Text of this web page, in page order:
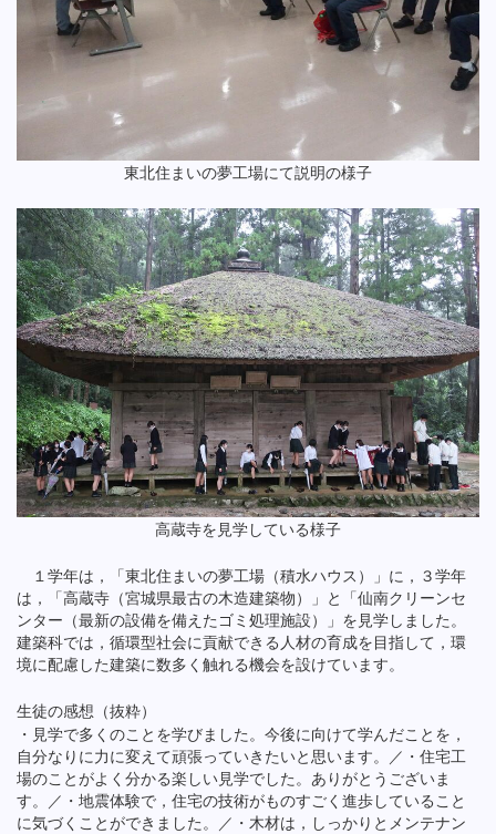
東北住まいの夢工場にて説明の様子
高蔵寺を見学している様子
１学年は，「東北住まいの夢工場（積水ハウス）」に，３学年
は，「高蔵寺（宮城県最古の木造建築物）」と「仙南クリーンセ
ンター（最新の設備を備えたゴミ処理施設）」を見学しました。
建築科では，循環型社会に貢献できる人材の育成を目指して，環
境に配慮した建築に数多く触れる機会を設けています。
生徒の感想（抜粋）
・見学で多くのことを学びました。今後に向けて学んだことを，
自分なりに力に変えて頑張っていきたいと思います。／・住宅工
場のことがよく分かる楽しい見学でした。ありがとうございま
す。／・地震体験で，住宅の技術がものすごく進歩していること
に気づくことができました。／・木材は，しっかりとメンテナン